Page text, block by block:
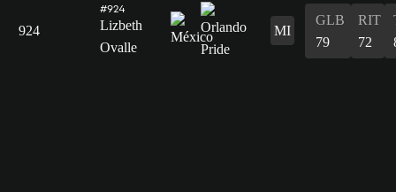
924
#924
Lizbeth
Ovalle
MI
GLB
79
RIT
72